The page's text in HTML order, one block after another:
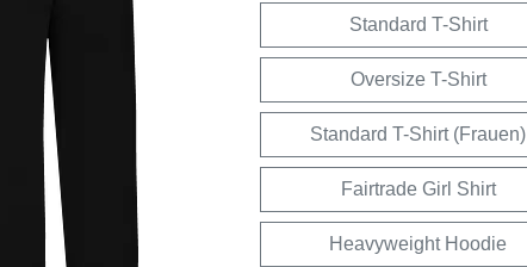
Standard T-Shirt
Oversize T-Shirt
Standard T-Shirt (Frauen)
Fairtrade Girl Shirt
Heavyweight Hoodie